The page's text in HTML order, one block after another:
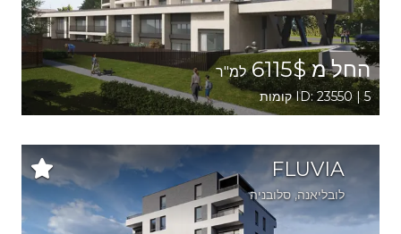
החל מ 6115$ למ"ר
ID: 23550 | 5 קומות
FLUVIA
לובליאנה, סלובניה